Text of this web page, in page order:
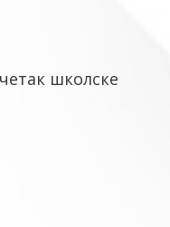
школске